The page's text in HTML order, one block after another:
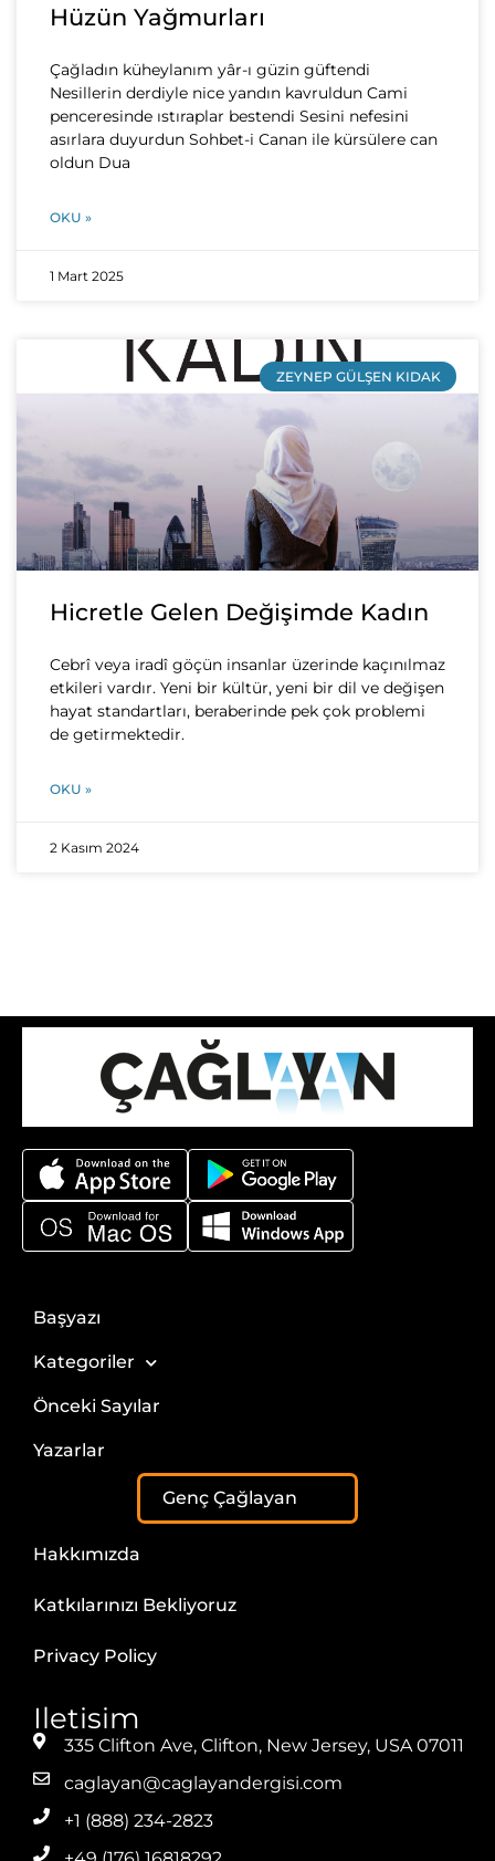
Hüzün Yağmurları
Çağladın küheylanım yâr-ı güzin güftendi
Nesillerin derdiyle nice yandın kavruldun Cami
penceresinde ıstıraplar bestendi Sesini nefesini
asırlara duyurdun Sohbet-i Canan ile kürsülere can
oldun Dua
OKU »
1 Mart 2025
ZEYNEP GÜLŞEN KIDAK
Hicretle Gelen Değişimde Kadın
Cebrî veya iradî göçün insanlar üzerinde kaçınılmaz
etkileri vardır. Yeni bir kültür, yeni bir dil ve değişen
hayat standartları, beraberinde pek çok problemi
de getirmektedir.
OKU »
2 Kasım 2024
Başyazı
Kategoriler
Önceki Sayılar
Yazarlar
Genç Çağlayan
Hakkımızda
Katkılarınızı Bekliyoruz
Privacy Policy
Iletisim
335 Clifton Ave, Clifton, New Jersey, USA 07011
caglayan@caglayandergisi.com
+1 (888) 234-2823